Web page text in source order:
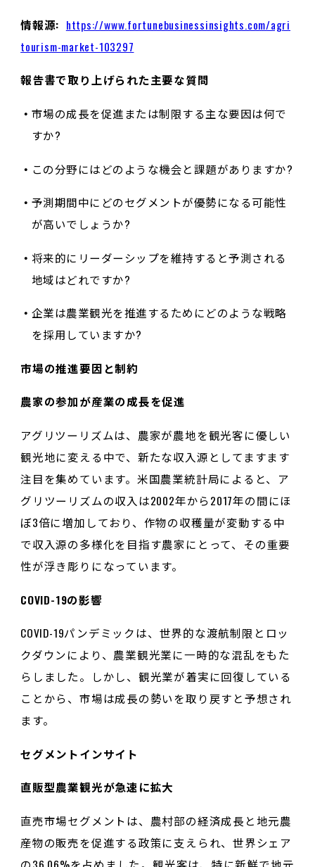
情報源: https://www.fortunebusinessinsights.com/agri
tourism-market-103297
報告書で取り上げられた主要な質問
市場の成長を促進または制限する主な要因は何で
すか?
この分野にはどのような機会と課題がありますか?
予測期間中にどのセグメントが優勢になる可能性
が高いでしょうか?
将来的にリーダーシップを維持すると予測される
地域はどれですか?
企業は農業観光を推進するためにどのような戦略
を採用していますか?
市場の推進要因と制約
農家の参加が産業の成長を促進
アグリツーリズムは、農家が農地を観光客に優しい
観光地に変える中で、新たな収入源としてますます
注目を集めています。米国農業統計局によると、ア
グリツーリズムの収入は2002年から2017年の間にほ
ぼ3倍に増加しており、作物の収穫量が変動する中
で収入源の多様化を目指す農家にとって、その重要
性が浮き彫りになっています。
COVID-19の影響
COVID-19パンデミックは、世界的な渡航制限とロッ
クダウンにより、農業観光業に一時的な混乱をもた
らしました。しかし、観光業が着実に回復している
ことから、市場は成長の勢いを取り戻すと予想され
ます。
セグメントインサイト
直販型農業観光が急速に拡大
直売市場セグメントは、農村部の経済成長と地元農
産物の販売を促進する政策に支えられ、世界シェア